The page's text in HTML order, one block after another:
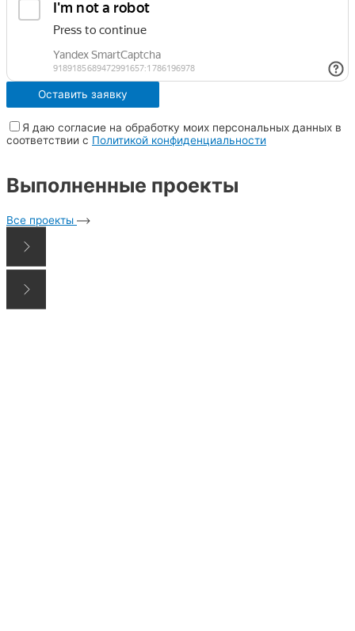
Я даю согласие на обработку моих персональных данных в
соответствии с Политикой конфиденциальности
Выполненные проекты
Все проекты